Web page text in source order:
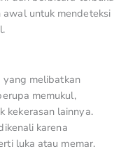
untuk mendeteksi
melibatkan
memukul,
kekerasan lainnya.
karena
luka atau memar.